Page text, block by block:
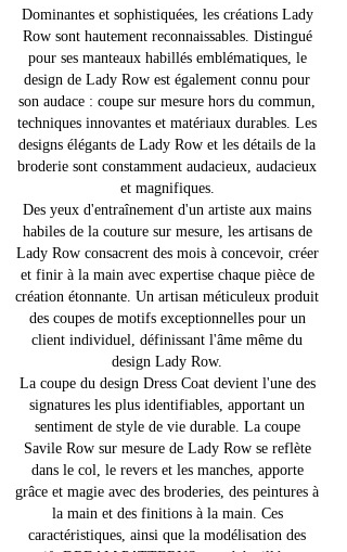
Dominantes et sophistiquées, les créations Lady
Row sont hautement reconnaissables. Distingué
pour ses manteaux habillés emblématiques, le
design de Lady Row est également connu pour
son audace : coupe sur mesure hors du commun,
techniques innovantes et matériaux durables. Les
designs élégants de Lady Row et les détails de la
broderie sont constamment audacieux, audacieux
et magnifiques.
Des yeux d'entraînement d'un artiste aux mains
habiles de la couture sur mesure, les artisans de
Lady Row consacrent des mois à concevoir, créer
et finir à la main avec expertise chaque pièce de
création étonnante. Un artisan méticuleux produit
des coupes de motifs exceptionnelles pour un
client individuel, définissant l'âme même du
design Lady Row.
La coupe du design Dress Coat devient l'une des
signatures les plus identifiables, apportant un
sentiment de style de vie durable. La coupe
Savile Row sur mesure de Lady Row se reflète
dans le col, le revers et les manches, apporte
grâce et magie avec des broderies, des peintures à
la main et des finitions à la main. Ces
caractéristiques, ainsi que la modélisation des